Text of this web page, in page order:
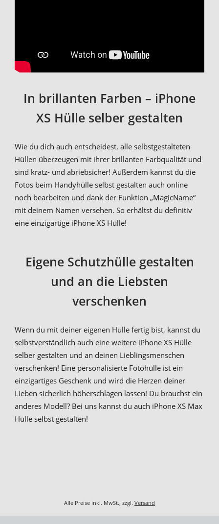
In brillanten Farben – iPhone
XS Hülle selber gestalten
Wie du dich auch entscheidest, alle selbstgestalteten
Hüllen überzeugen mit ihrer brillanten Farbqualität und
sind kratz- und abriebsicher! Außerdem kannst du die
Fotos beim Handyhülle selbst gestalten auch online
noch bearbeiten und dank der Funktion „MagicName“
mit deinem Namen versehen. So erhältst du definitiv
eine einzigartige iPhone XS Hülle!
Eigene Schutzhülle gestalten
und an die Liebsten
verschenken
Wenn du mit deiner eigenen Hülle fertig bist, kannst du
selbstverständlich auch eine weitere iPhone XS Hülle
selber gestalten und an deinen Lieblingsmenschen
verschenken! Eine personalisierte Fotohülle ist ein
einzigartiges Geschenk und wird die Herzen deiner
Lieben sicherlich höherschlagen lassen! Du brauchst ein
anderes Modell? Bei uns kannst du auch iPhone XS Max
Hülle selbst gestalten!
Alle Preise inkl. MwSt., zzgl. Versand